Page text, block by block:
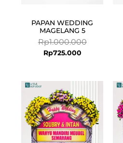
PAPAN WEDDING
MAGELANG 5
Rp1.000.000
Rp725.000